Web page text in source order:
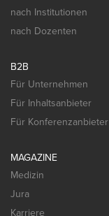
nach Institutionen
nach Dozenten
B2B
Für Unternehmen
Für Inhaltsanbieter
Für Konferenzanbieter
MAGAZINE
Medizin
Jura
Karriere